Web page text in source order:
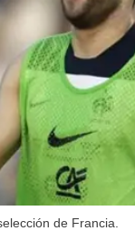
de Francia.